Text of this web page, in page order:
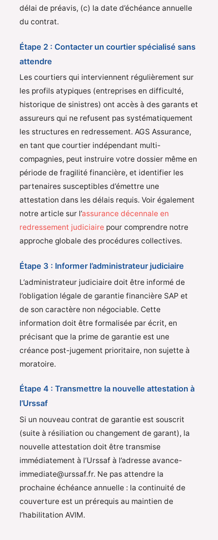
délai de préavis, (c) la date d’échéance annuelle
du contrat.
Étape 2 : Contacter un courtier spécialisé sans
attendre
Les courtiers qui interviennent régulièrement sur
les profils atypiques (entreprises en difficulté,
historique de sinistres) ont accès à des garants et
assureurs qui ne refusent pas systématiquement
les structures en redressement. AGS Assurance,
en tant que courtier indépendant multi-
compagnies, peut instruire votre dossier même en
période de fragilité financière, et identifier les
partenaires susceptibles d’émettre une
attestation dans les délais requis. Voir également
notre article sur l’assurance décennale en
redressement judiciaire pour comprendre notre
approche globale des procédures collectives.
Étape 3 : Informer l’administrateur judiciaire
L’administrateur judiciaire doit être informé de
l’obligation légale de garantie financière SAP et
de son caractère non négociable. Cette
information doit être formalisée par écrit, en
précisant que la prime de garantie est une
créance post-jugement prioritaire, non sujette à
moratoire.
Étape 4 : Transmettre la nouvelle attestation à
l’Urssaf
Si un nouveau contrat de garantie est souscrit
(suite à résiliation ou changement de garant), la
nouvelle attestation doit être transmise
immédiatement à l’Urssaf à l’adresse avance-
immediate@urssaf.fr. Ne pas attendre la
prochaine échéance annuelle : la continuité de
couverture est un prérequis au maintien de
l’habilitation AVIM.